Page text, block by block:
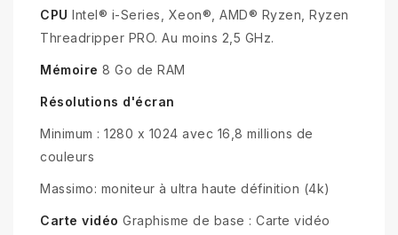
CPU Intel® i-Series, Xeon®, AMD® Ryzen, Ryzen
Threadripper PRO. Au moins 2,5 GHz.
Mémoire 8 Go de RAM
Résolutions d'écran
Minimum : 1280 x 1024 avec 16,8 millions de
couleurs
Massimo: moniteur à ultra haute définition (4k)
Carte vidéo Graphisme de base : Carte vidéo